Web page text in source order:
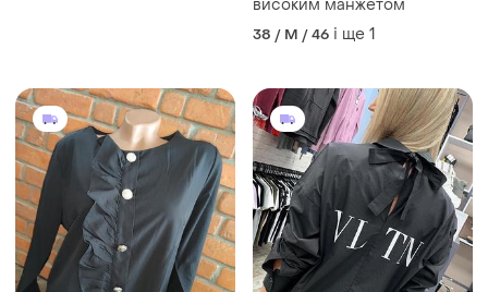
високим манжетом
38 / M / 46 і ще 1